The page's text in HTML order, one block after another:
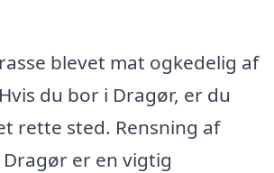
blevet mat ogkedelig af
du bor i Dragør, er du
rette sted. Rensning af
er en vigtig